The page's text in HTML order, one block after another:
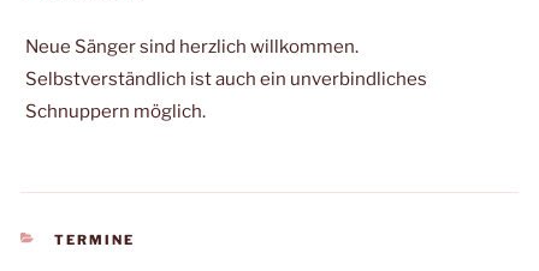
Neue Sänger sind herzlich willkommen.
Selbstverständlich ist auch ein unverbindliches
Schnuppern möglich.
KATEGORIEN
TERMINE